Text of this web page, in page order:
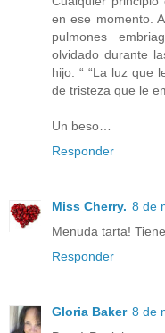
en ese momento.
pulmones
olvidado durante
hijo. “ “La luz que
de tristeza que le
Un beso…
Responder
Miss Cherry. 8 de
Menuda tarta!
Responder
Gloria Baker 8 de